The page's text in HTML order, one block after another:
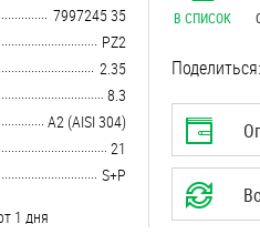
7997245 35
PZ2
2.35
8.3
А2 (AISI 304)
21
S+P
1 дня
В СПИСОК
Поделиться: